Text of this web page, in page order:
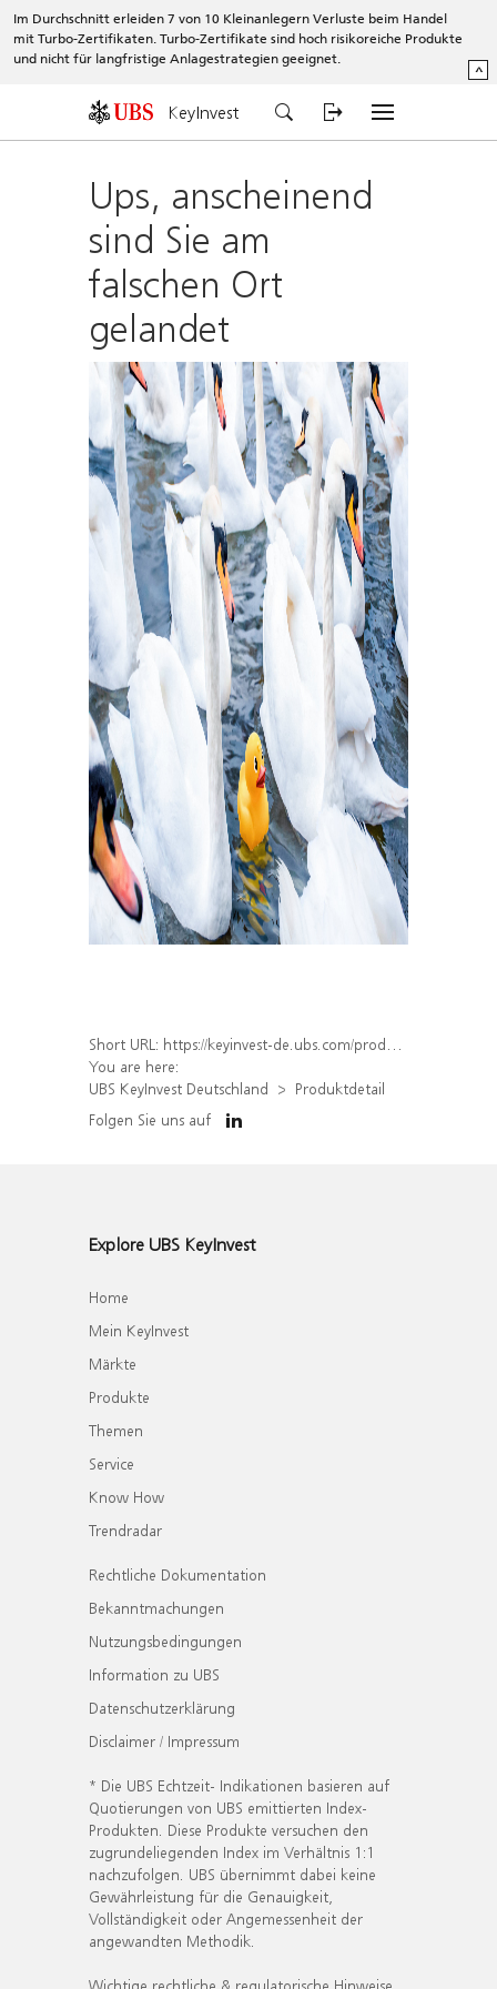
Im Durchschnitt erleiden 7 von 10 Kleinanlegern Verluste beim Handel
mit Turbo-Zertifikaten. Turbo-Zertifikate sind hoch risikoreiche Produkte
und nicht für langfristige Anlagestrategien geeignet.
^
KeyInvest
Ups, anscheinend
sind Sie am
falschen Ort
gelandet
Short URL: https://keyinvest-de.ubs.com/produkt/detail/index/isin/DE000WA57UR1
You are here:
UBS KeyInvest Deutschland
Produktdetail
Folgen Sie uns auf
Explore UBS KeyInvest
Home
Mein KeyInvest
Märkte
Produkte
Themen
Service
Know How
Trendradar
Rechtliche Dokumentation
Bekanntmachungen
Nutzungsbedingungen
Information zu UBS
Datenschutzerklärung
Disclaimer / Impressum
* Die UBS Echtzeit- Indikationen basieren auf
Quotierungen von UBS emittierten Index-
Produkten. Diese Produkte versuchen den
zugrundeliegenden Index im Verhältnis 1:1
nachzufolgen. UBS übernimmt dabei keine
Gewährleistung für die Genauigkeit,
Vollständigkeit oder Angemessenheit der
angewandten Methodik.